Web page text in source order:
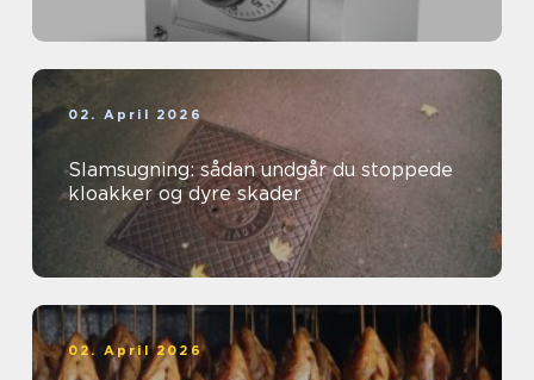
02. April 2026
Slamsugning: sådan undgår du stoppede
kloakker og dyre skader
02. April 2026